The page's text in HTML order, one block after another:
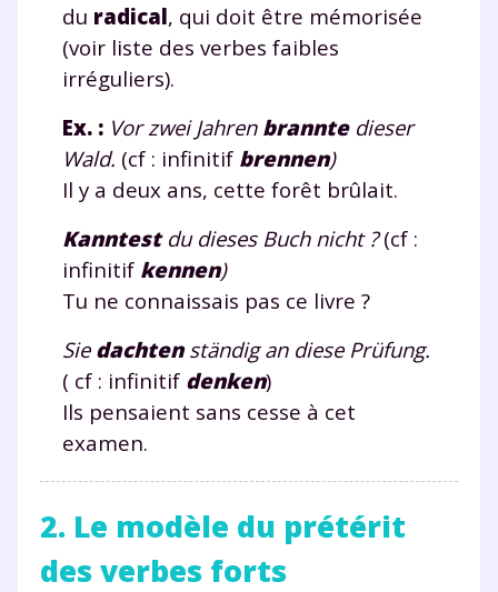
du radical, qui doit être mémorisée
(voir liste des verbes faibles
irréguliers).
Ex. : Vor zwei Jahren branntedieser
Wald. (cf : infinitif brennen)
Il y a deux ans, cette forêt brûlait.
Kanntestdu dieses Buch nicht ?(cf :
infinitif kennen)
Tu ne connaissais pas ce livre ?
Sie dachtenständig an diese Prüfung.
( cf : infinitif denken)
Ils pensaient sans cesse à cet
examen.
2. Le modèle du prétérit
des verbes forts